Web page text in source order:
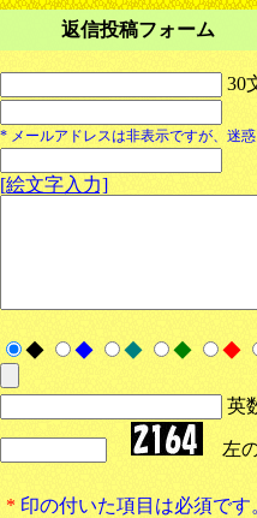
返信投稿フォーム
30
* メールアドレスは非表示ですが、迷
[絵文字入力]
◆ ◆ ◆ ◆ ◆
英
左の
* 印の付いた項目は必須です